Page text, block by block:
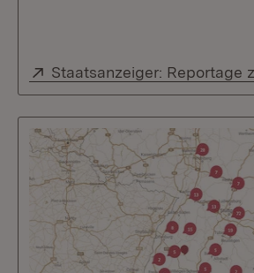
Extern:
Staatsanzeiger: Reportage